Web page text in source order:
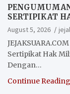
SERTIPIKAT
August 5, 2026
Sertipikat Hak
Dengan…
Continue Reading